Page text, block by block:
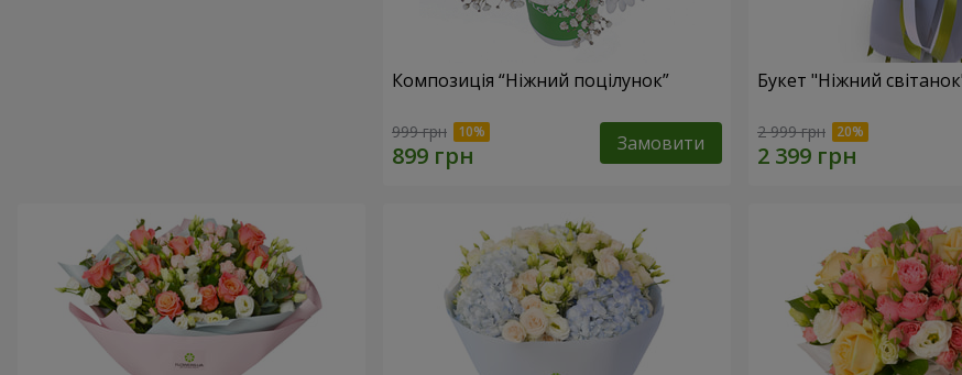
Композиція “Ніжний поцілунок”
999 грн Замовити
Букет "Ніжний
2 999 грн